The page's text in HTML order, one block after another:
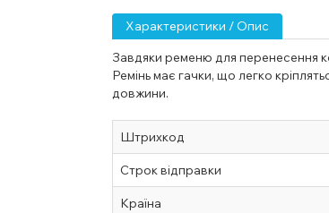
Характеристики / Опис
Завдяки ременю для перенесення
Ремінь має гачки, що легко
довжини.
Штрихкод
Строк відправки
Країна